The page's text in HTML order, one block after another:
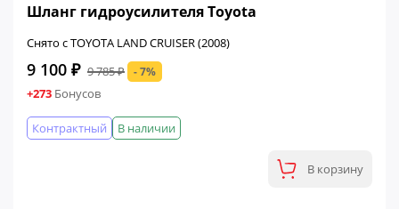
Шланг гидроусилителя Toyota
Снято с TOYOTA LAND CRUISER (2008)
9 100 ₽ 9 785 ₽ - 7%
+273 Бонусов
В наличии
Контрактный
В корзину